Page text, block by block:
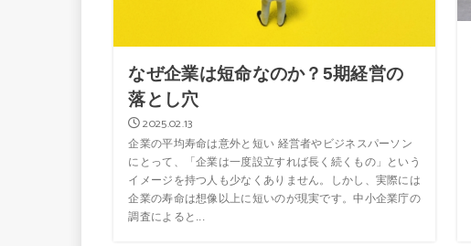
なぜ企業は短命なのか？5期経営の
落とし穴
2025.02.13
企業の平均寿命は意外と短い 経営者やビジネスパーソン
にとって、「企業は一度設立すれば長く続くもの」という
イメージを持つ人も少なくありません。しかし、実際には
企業の寿命は想像以上に短いのが現実です。中小企業庁の
調査によると...